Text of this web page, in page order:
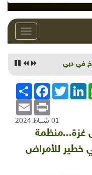
Toggle
في دبي
انشر
FacebookTwitterLinkedIn
Email Print
01 شباط 2024
غزة...منظمة
خطير للأمراض